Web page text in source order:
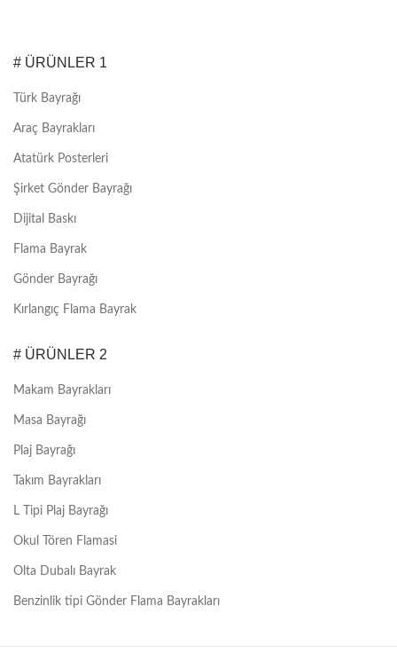
# ÜRÜNLER 1
Türk Bayrağı
Araç Bayrakları
Atatürk Posterleri
Şirket Gönder Bayrağı
Dijital Baskı
Flama Bayrak
Gönder Bayrağı
Kırlangıç Flama Bayrak
# ÜRÜNLER 2
Makam Bayrakları
Masa Bayrağı
Plaj Bayrağı
Takım Bayrakları
L Tipi Plaj Bayrağı
Okul Tören Flamasi
Olta Dubalı Bayrak
Benzinlik tipi Gönder Flama Bayrakları